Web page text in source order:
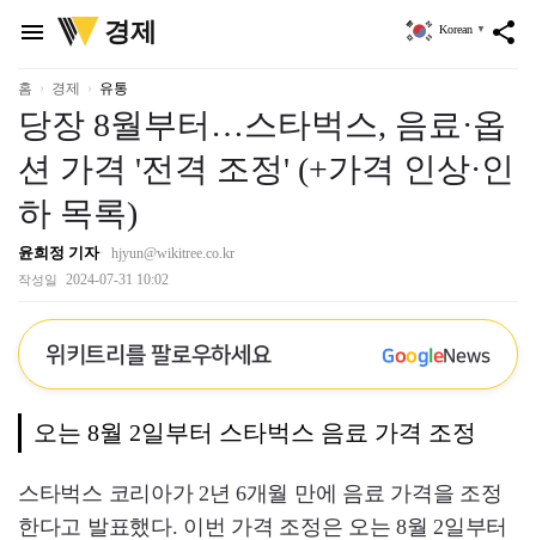
menu
위
키
리
경제 share
Korean ▼
홈 경제 유통
당장 8월부터…스타벅스, 음료·옵
션 가격 '전격 조정' (+가격 인상·인
하 목록)
윤희정 기자 hjyun@wikitree.co.kr
작성일 2024-07-31 10:02
위키트리를 팔로우하세요 GoogleNews
오는 8월 2일부터 스타벅스 음료 가격 조정
스타벅스 코리아가 2년 6개월 만에 음료 가격을 조정
한다고 발표했다. 이번 가격 조정은 오는 8월 2일부터